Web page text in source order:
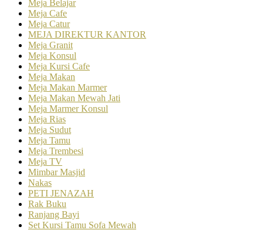
Meja Belajar
Meja Cafe
Meja Catur
MEJA DIREKTUR KANTOR
Meja Granit
Meja Konsul
Meja Kursi Cafe
Meja Makan
Meja Makan Marmer
Meja Makan Mewah Jati
Meja Marmer Konsul
Meja Rias
Meja Sudut
Meja Tamu
Meja Trembesi
Meja TV
Mimbar Masjid
Nakas
PETI JENAZAH
Rak Buku
Ranjang Bayi
Set Kursi Tamu Sofa Mewah